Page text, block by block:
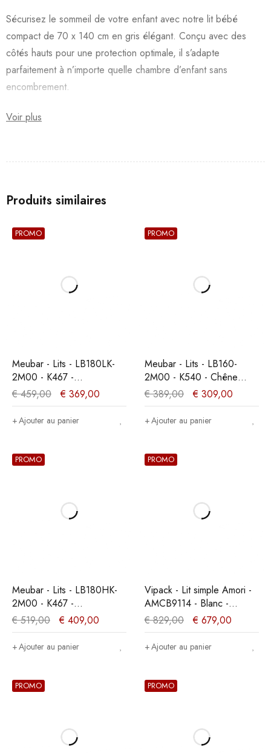
Sécurisez le sommeil de votre enfant avec notre lit bébé
compact de 70 x 140 cm en gris élégant. Conçu avec des
côtés hauts pour une protection optimale, il s’adapte
parfaitement à n’importe quelle chambre d’enfant sans
encombrement.
Voir plus
Produits similaires
PROMO
Meubar - Lits - LB180LK-
2M00 - K467 -
Mélèze/Chêne cristal
marron clair -
180x89x200cm
€459,00 € 369,00
Ajouter au panier
PROMO
Meubar - Lits - LB160-
2M00 - K540 - Chêne
millénaire clair -
160x89x200cm
€389,00 € 309,00
Ajouter au panier
PROMO
Meubar - Lits - LB180HK-
2M00 - K467 -
Mélèze/Chêne cristal
marron clair -
180x104x200cm
€519,00 € 409,00
Ajouter au panier
PROMO
Vipack - Lit simple Amori -
AMCB9114 - Blanc -
98,7x171,7x213cm
€829,00 € 679,00
Ajouter au panier
PROMO PROMO